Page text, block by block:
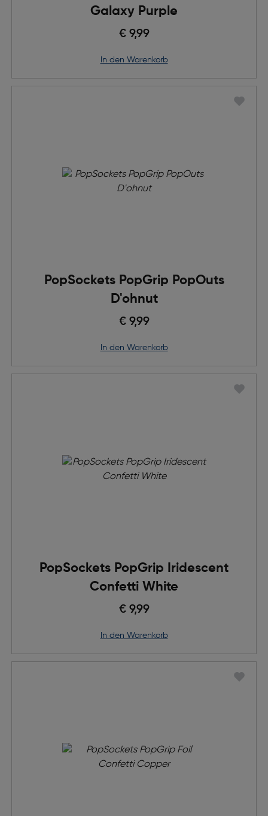
Galaxy Purple
€ 9,99
in den Warenkorb
PopSockets PopGrip PopOuts
D'ohnut
€ 9,99
in den Warenkorb
PopSockets PopGrip Iridescent
Confetti White
€ 9,99
in den Warenkorb